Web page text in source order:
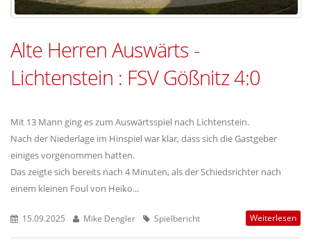
Alte Herren Auswärts -
Lichtenstein : FSV Gößnitz 4:0
Mit 13 Mann ging es zum Auswärtsspiel nach Lichtenstein.
Nach der Niederlage im Hinspiel war klar, dass sich die Gastgeber
einiges vorgenommen hatten.
Das zeigte sich bereits nach 4 Minuten, als der Schiedsrichter nach
einem kleinen Foul von Heiko...
15.09.2025 Mike Dengler Spielbericht Weiterlesen